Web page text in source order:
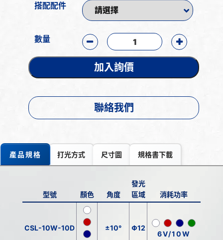
搭配配件
數量
加入詢價
聯絡我們
產品規格 打光方式 尺寸圖 規格書下載
型號 顏色 角度
發光
區域
消耗功率
CSL-10W-10D ±10° Φ12
6V/10W